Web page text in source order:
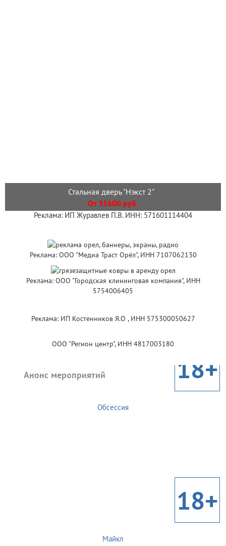
Стальная дверь "Нэкст 2"
От 35600 руб.
Реклама: ИП Журавлев П.В. ИНН: 571601114404
Реклама: ООО "Медиа Траст Орёл", ИНН 7107062130
Реклама: ООО "Городская клининговая компания", ИНН
5754006405
Реклама: ИП Костенников Я.О , ИНН 575300050627
ООО "Регион центр", ИНН 4817003180
Анонс мероприятий 18+
Обсессия
18+
Майкл